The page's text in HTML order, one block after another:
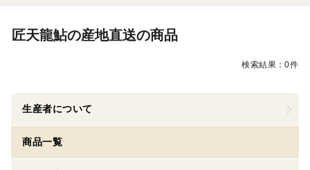
匠天龍鮎の産地直送の商品
検索結果：0件
生産者について
商品一覧